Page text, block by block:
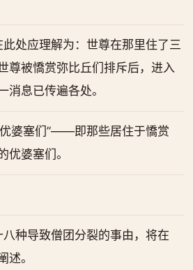
此处应理解为：世尊在那里住了三
尊被憍赏弥比丘们排斥后，进入
消息已传遍各处。
婆塞们”——即那些居住于憍赏
优婆塞们。
八种导致僧团分裂的事由，将在
述。